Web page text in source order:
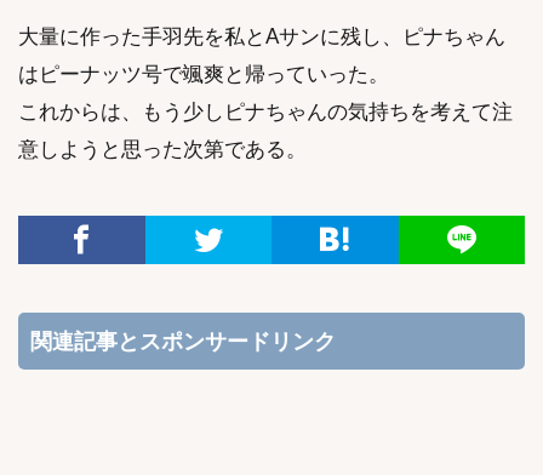
大量に作った手羽先を私とAサンに残し、ピナちゃん
はピーナッツ号で颯爽と帰っていった。
これからは、もう少しピナちゃんの気持ちを考えて注
意しようと思った次第である。
関連記事とスポンサードリンク